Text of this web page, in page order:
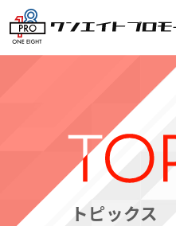
トピックス